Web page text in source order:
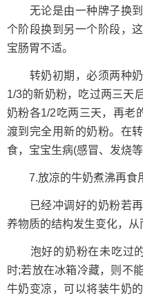
无论是由一种牌子换到
个阶段换到另一个阶段，
宝肠胃不适。
转奶初期，必须两种奶
1/3的新奶粉，吃过两三天
奶粉各1/2吃两三天，再老
渡到完全用新的奶粉。在
食，宝宝生病(感冒、发烧
7.放凉的牛奶煮沸再食
已经冲调好的奶粉若再
养物质的结构发生变化，从
泡好的奶粉在未吃过的
时;若放在冰箱冷藏，则不
牛奶变凉，可以将装牛奶